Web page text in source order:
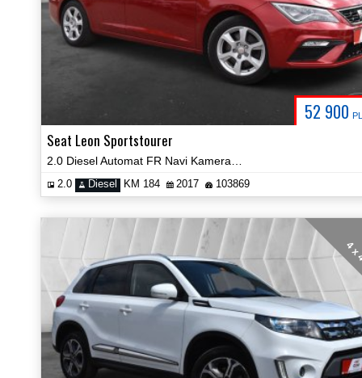
52 900
Seat Leon Sportstourer
2.0 Diesel KM 184 2017 103869
4